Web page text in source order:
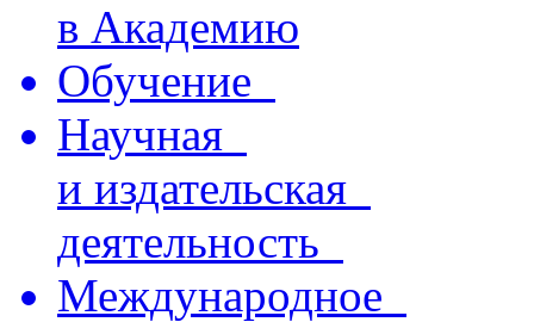
в Академию
Обучение
Научная
и издательская
деятельность
Международное